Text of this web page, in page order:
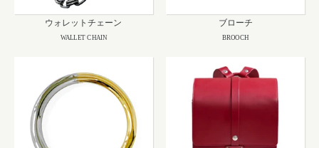
ウォレットチェーン
WALLET CHAIN
ブローチ
BROOCH